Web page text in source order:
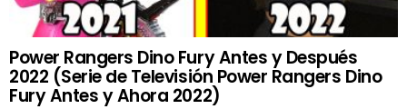
Power Rangers Dino Fury Antes y Después
2022 (Serie de Televisión Power Rangers Dino
Fury Antes y Ahora 2022)